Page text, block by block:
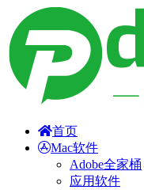
首页
Mac软件
Adobe全家桶
应用软件